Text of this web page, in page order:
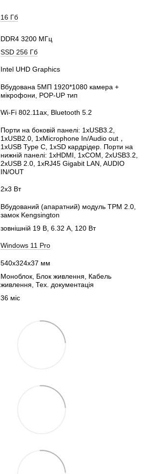
16 Гб
DDR4 3200 МГц
SSD 256 Гб
Intel UHD Graphics
Вбудована 5МП 1920*1080 камера +
мікрофони, POP-UP тип
Wi-Fi 802.11ax, Bluetooth 5.2
Порти на боковій панелі: 1xUSB3.2,
1xUSB2.0, 1xMicrophone In/Audio out，
1xUSB Type C, 1xSD кардрідер. Порти на
нижній панелі: 1xHDMI, 1xCOM, 2xUSB3.2,
2xUSB 2.0, 1xRJ45 Gigabit LAN, AUDIO
IN/OUT
2х3 Вт
Вбудований (апаратний) модуль TPM 2.0,
замок Kengsington
зовнішній 19 В, 6.32 A, 120 Вт
Windows 11 Pro
540х324х37 мм
Моноблок, Блок живлення, Кабель
живлення, Тех. документація
36 міс